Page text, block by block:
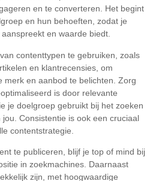
en te converteren. Het begint
en hun behoeften, zodat je
en waarde biedt.
contenttypen te gebruiken, zoals
en klantrecensies, om
merk en aanbod te belichten. Zorg
is door relevante
je doelgroep gebruikt bij het zoeken
Consistentie is ook een cruciaal
contentstrategie.
te publiceren, blijf je top of mind bij
in zoekmachines. Daarnaast
zijn, met hoogwaardige